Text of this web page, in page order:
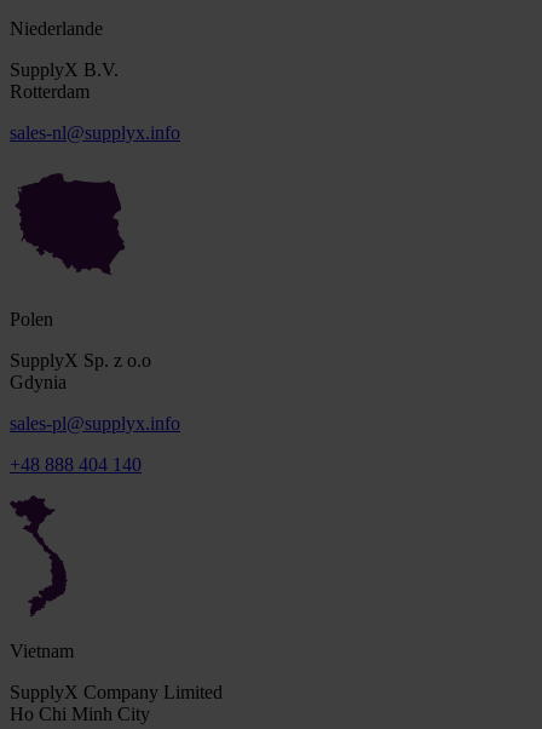
Niederlande
SupplyX B.V.
Rotterdam
sales-nl@supplyx.info
Polen
SupplyX Sp. z o.o
Gdynia
sales-pl@supplyx.info
+48 888 404 140
Vietnam
SupplyX Company Limited
Ho Chi Minh City